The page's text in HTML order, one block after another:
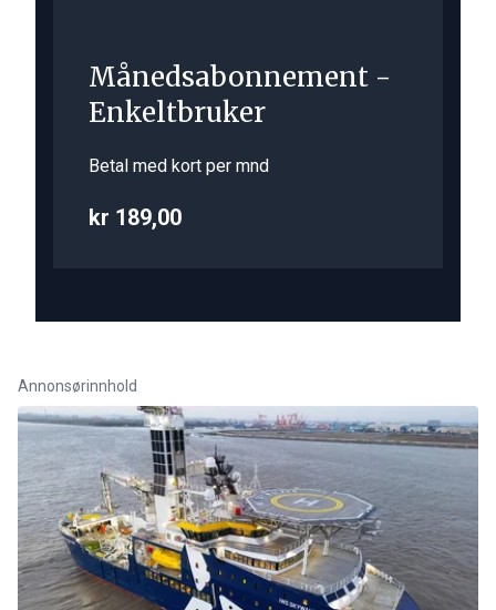
Månedsabonnement -
Enkeltbruker
Betal med kort per mnd
kr 189,00
Annonsørinnhold